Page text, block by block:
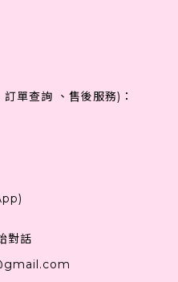
訂單查詢 、售後服務)：
對話